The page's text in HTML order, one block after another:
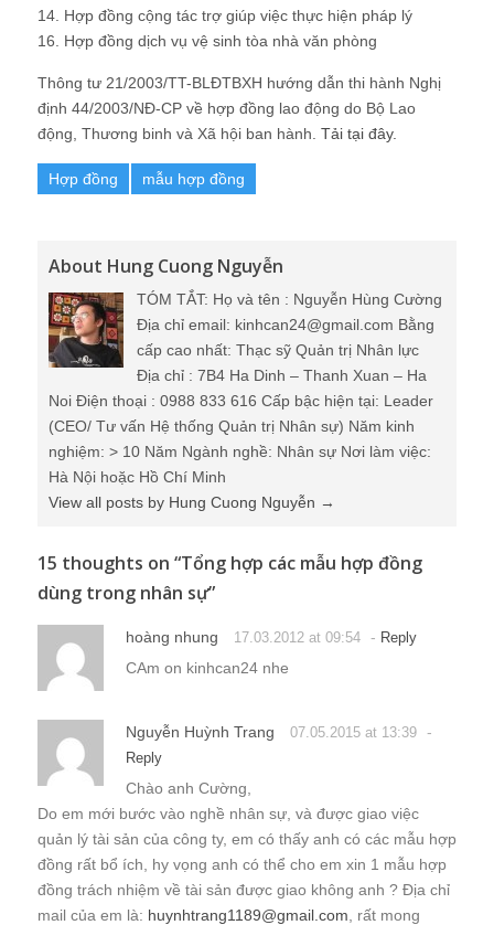
14. Hợp đồng cộng tác trợ giúp việc thực hiện pháp lý
16. Hợp đồng dịch vụ vệ sinh tòa nhà văn phòng
Thông tư 21/2003/TT-BLĐTBXH hướng dẫn thi hành Nghị
định 44/2003/NĐ-CP về hợp đồng lao động do Bộ Lao
động, Thương binh và Xã hội ban hành. Tải tại đây.
Hợp đồng mẫu hợp đồng
About Hung Cuong Nguyễn
TÓM TẮT: Họ và tên : Nguyễn Hùng Cường
Địa chỉ email: kinhcan24@gmail.com Bằng
cấp cao nhất: Thạc sỹ Quản trị Nhân lực
Địa chỉ : 7B4 Ha Dinh – Thanh Xuan – Ha
Noi Điện thoại : 0988 833 616 Cấp bậc hiện tại: Leader
(CEO/ Tư vấn Hệ thống Quản trị Nhân sự) Năm kinh
nghiệm: > 10 Năm Ngành nghề: Nhân sự Nơi làm việc:
Hà Nội hoặc Hồ Chí Minh
View all posts by Hung Cuong Nguyễn →
15 thoughts on “Tổng hợp các mẫu hợp đồng
dùng trong nhân sự”
hoàng nhung 17.03.2012 at 09:54 - Reply
CAm on kinhcan24 nhe
Nguyễn Huỳnh Trang 07.05.2015 at 13:39 -
Reply
Chào anh Cường,
Do em mới bước vào nghề nhân sự, và được giao việc
quản lý tài sản của công ty, em có thấy anh có các mẫu hợp
đồng rất bổ ích, hy vọng anh có thể cho em xin 1 mẫu hợp
đồng trách nhiệm về tài sản được giao không anh ? Địa chỉ
mail của em là: huynhtrang1189@gmail.com , rất mong